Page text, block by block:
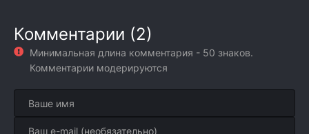
Комментарии (2)
Минимальная длина комментария - 50 знаков.
Комментарии модерируются